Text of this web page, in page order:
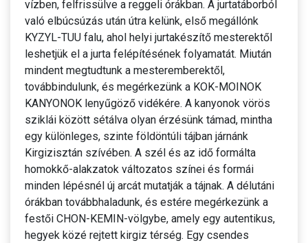
vízben, felfrissülve a reggeli órákban. A jurtatáborból
való elbúcsúzás után útra kelünk, első megállónk
KYZYL-TUU falu, ahol helyi jurtakészítő mesterektől
leshetjük el a jurta felépítésének folyamatát. Miután
mindent megtudtunk a mesteremberektől,
továbbindulunk, és megérkezünk a KOK-MOINOK
KANYONOK lenyűgöző vidékére. A kanyonok vörös
sziklái között sétálva olyan érzésünk támad, mintha
egy különleges, szinte földöntúli tájban járnánk
Kirgizisztán szívében. A szél és az idő formálta
homokkő-alakzatok változatos színei és formái
minden lépésnél új arcát mutatják a tájnak. A délutáni
órákban továbbhaladunk, és estére megérkezünk a
festői CHON-KEMIN-völgybe, amely egy autentikus,
hegyek közé rejtett kirgiz térség. Egy csendes